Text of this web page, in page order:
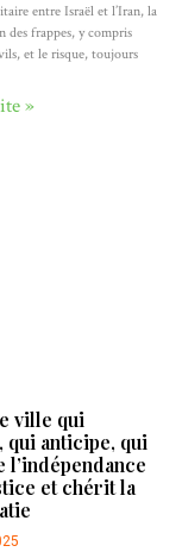
entre Israël et l’Iran, la
frappes, y compris
et le risque, toujours
»
ville qui
qui anticipe, qui
l’indépendance
et chérit la